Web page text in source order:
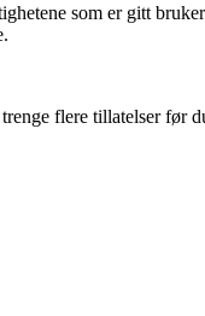
som er gitt
flere tillatelser før